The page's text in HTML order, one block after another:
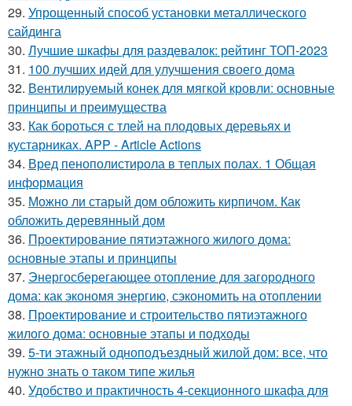
29. Упрощенный способ установки металлического
сайдинга
30. Лучшие шкафы для раздевалок: рейтинг ТОП-2023
31. 100 лучших идей для улучшения своего дома
32. Вентилируемый конек для мягкой кровли: основные
принципы и преимущества
33. Как бороться с тлей на плодовых деревьях и
кустарниках. APP - Article Actions
34. Вред пенополистирола в теплых полах. 1 Общая
информация
35. Можно ли старый дом обложить кирпичом. Как
обложить деревянный дом
36. Проектирование пятиэтажного жилого дома:
основные этапы и принципы
37. Энергосберегающее отопление для загородного
дома: как экономя энергию, сэкономить на отоплении
38. Проектирование и строительство пятиэтажного
жилого дома: основные этапы и подходы
39. 5-ти этажный одноподъездный жилой дом: все, что
нужно знать о таком типе жилья
40. Удобство и практичность 4-секционного шкафа для